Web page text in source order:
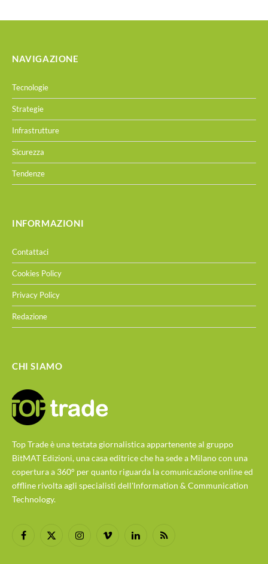
NAVIGAZIONE
Tecnologie
Strategie
Infrastrutture
Sicurezza
Tendenze
INFORMAZIONI
Contattaci
Cookies Policy
Privacy Policy
Redazione
CHI SIAMO
Top Trade è una testata giornalistica appartenente al gruppo
BitMAT Edizioni, una casa editrice che ha sede a Milano con una
copertura a 360° per quanto riguarda la comunicazione online ed
offline rivolta agli specialisti dell'lnformation & Communication
Technology.
Facebook
X
InstagramVimeo LinkedInRSS